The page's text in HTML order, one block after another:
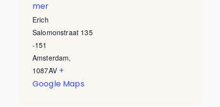
mer
Erich
Salomonstraat 135
-151
Amsterdam,
1087AV +
Google Maps